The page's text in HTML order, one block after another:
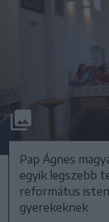
Pap Ágnes
egyik legszebb
református
gyerekeknek